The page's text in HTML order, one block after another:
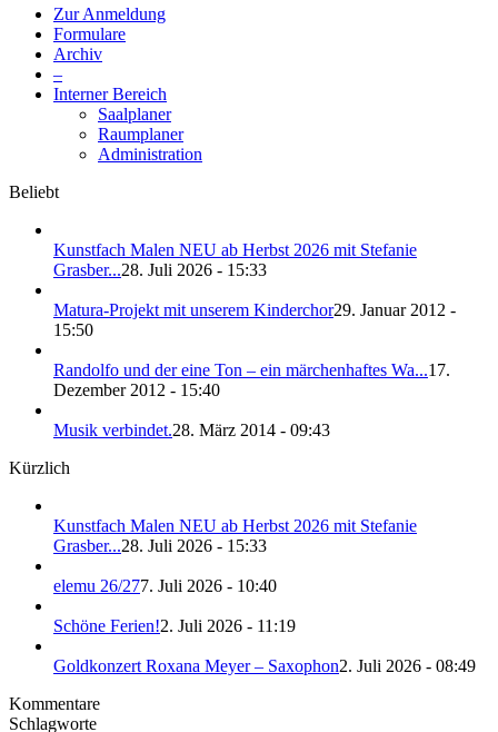
Zur Anmeldung
Formulare
Archiv
–
Interner Bereich
Saalplaner
Raumplaner
Administration
Beliebt
Kunstfach Malen NEU ab Herbst 2026 mit Stefanie
Grasber...28. Juli 2026 - 15:33
Matura-Projekt mit unserem Kinderchor29. Januar 2012 -
15:50
Randolfo und der eine Ton – ein märchenhaftes Wa...17.
Dezember 2012 - 15:40
Musik verbindet.28. März 2014 - 09:43
Kürzlich
Kunstfach Malen NEU ab Herbst 2026 mit Stefanie
Grasber...28. Juli 2026 - 15:33
elemu 26/277. Juli 2026 - 10:40
Schöne Ferien!2. Juli 2026 - 11:19
Goldkonzert Roxana Meyer – Saxophon2. Juli 2026 - 08:49
Kommentare
Schlagworte